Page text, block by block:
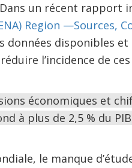
un récent rapport
Region —Sources,
données disponibles
l’incidence de
économiques et
à plus de 2,5 % du
le manque